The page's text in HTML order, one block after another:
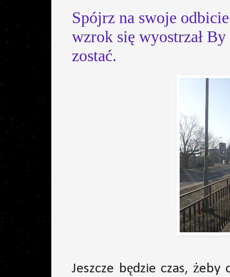
Spójrz na swoje
wzrok się wyostrzał
zostać.
Jeszcze będzie czas,